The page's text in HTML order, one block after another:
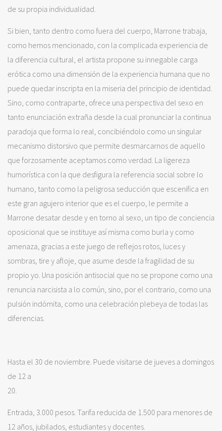
de su propia individualidad.
Si bien, tanto dentro como fuera del cuerpo, Marrone trabaja,
como hemos mencionado, con la complicada experiencia de
la diferencia cultural, el artista propone su innegable carga
erótica como una dimensión de la experiencia humana que no
puede quedar inscripta en la miseria del principio de identidad.
Sino, como contraparte, ofrece una perspectiva del sexo en
tanto enunciación extraña desde la cual pronunciar la continua
paradoja que forma lo real, concibiéndolo como un singular
mecanismo distorsivo que permite desmarcarnos de aquello
que forzosamente aceptamos como verdad. La ligereza
humorística con la que desfigura la referencia social sobre lo
humano, tanto como la peligrosa seducción que escenifica en
este gran agujero interior que es el cuerpo, le permite a
Marrone desatar desde y en torno al sexo, un tipo de conciencia
oposicional que se instituye así misma como burla y como
amenaza, gracias a este juego de reflejos rotos, luces y
sombras, tire y afloje, que asume desde la fragilidad de su
propio yo. Una posición antisocial que no se propone como una
renuncia narcisista a lo común, sino, por el contrario, como una
pulsión indómita, como una celebración plebeya de todas las
diferencias.
Hasta el 30 de noviembre. Puede visitarse de jueves a domingos
de 12 a
20.
Entrada, 3.000 pesos. Tarifa reducida de 1.500 para menores de
12 años, jubilados, estudiantes y docentes.